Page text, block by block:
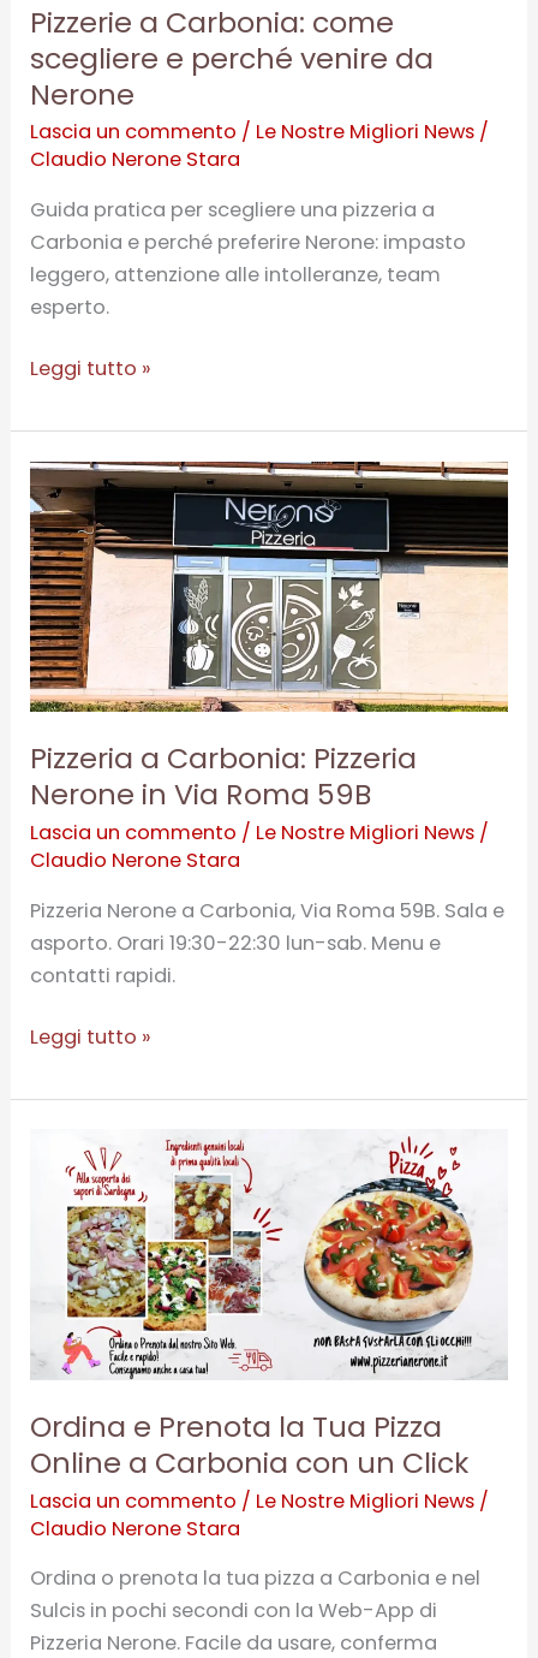
Pizzerie a Carbonia: come
scegliere e perché venire da
Nerone
Lascia un commento / Le Nostre Migliori News /
Claudio Nerone Stara
Guida pratica per scegliere una pizzeria a
Carbonia e perché preferire Nerone: impasto
leggero, attenzione alle intolleranze, team
esperto.
Nerone
Leggi tutto »
Pizzeria a Carbonia: Pizzeria
Nerone in Via Roma 59B
Lascia un commento / Le Nostre Migliori News /
Claudio Nerone Stara
Pizzeria Nerone a Carbonia, Via Roma 59B. Sala e
asporto. Orari 19:30-22:30 lun-sab. Menu e
contatti rapidi.
Pizzeria
a
Carbonia:
Pizzeria
Nerone
in
Via
Roma
Leggi tutto »
Ordina e Prenota la Tua Pizza
Online a Carbonia con un Click
Lascia un commento / Le Nostre Migliori News /
Claudio Nerone Stara
Ordina o prenota la tua pizza a Carbonia e nel
Sulcis in pochi secondi con la Web-App di
Pizzeria Nerone. Facile da usare, conferma
Ordina
Prenota
Pizza
Online
a
con
un
Click